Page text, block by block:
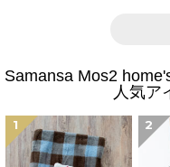
Samansa Mos2
人気ア
1 2